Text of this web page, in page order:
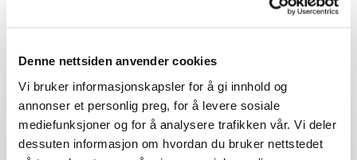
Denne nettsiden anvender cookies
Vi bruker informasjonskapsler for å gi innhold og
annonser et personlig preg, for å levere sosiale
mediefunksjoner og for å analysere trafikken vår. Vi deler
dessuten informasjon om hvordan du bruker nettstedet
Fyll ut kontaktskjemaet – vi tar kontakt med deg
Ditt navn *